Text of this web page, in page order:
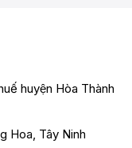
huyện Hòa Thành
Hoa, Tây Ninh